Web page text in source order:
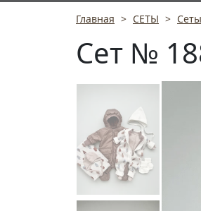
РАСПРОДАЖА
Главная СЕТЫ
Сет №